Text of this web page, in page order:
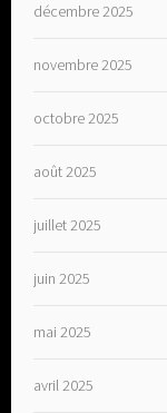
décembre 2025
novembre 2025
octobre 2025
août 2025
juillet 2025
juin 2025
mai 2025
avril 2025